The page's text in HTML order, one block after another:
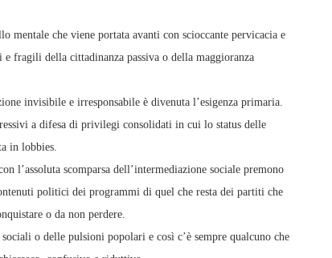
mentale che viene portata avanti con scioccante pervicacia e
fragili della cittadinanza passiva o della maggioranza
invisibile e irresponsabile è divenuta l’esigenza primaria.
a difesa di privilegi consolidati in cui lo status delle
in lobbies.
l’assoluta scomparsa dell’intermediazione sociale premono
politici dei programmi di quel che resta dei partiti che
o da non perdere.
o delle pulsioni popolari e così c’è sempre qualcuno che